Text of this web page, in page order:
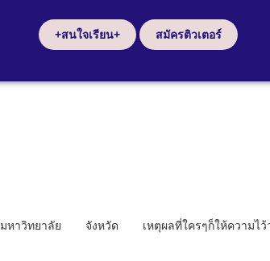
+สนใจเรียน+ สมัครติวเตอร์
มหาวิทยาลัย จังหวัด เหตุผลที่ใครๆก็ให้ความไว้